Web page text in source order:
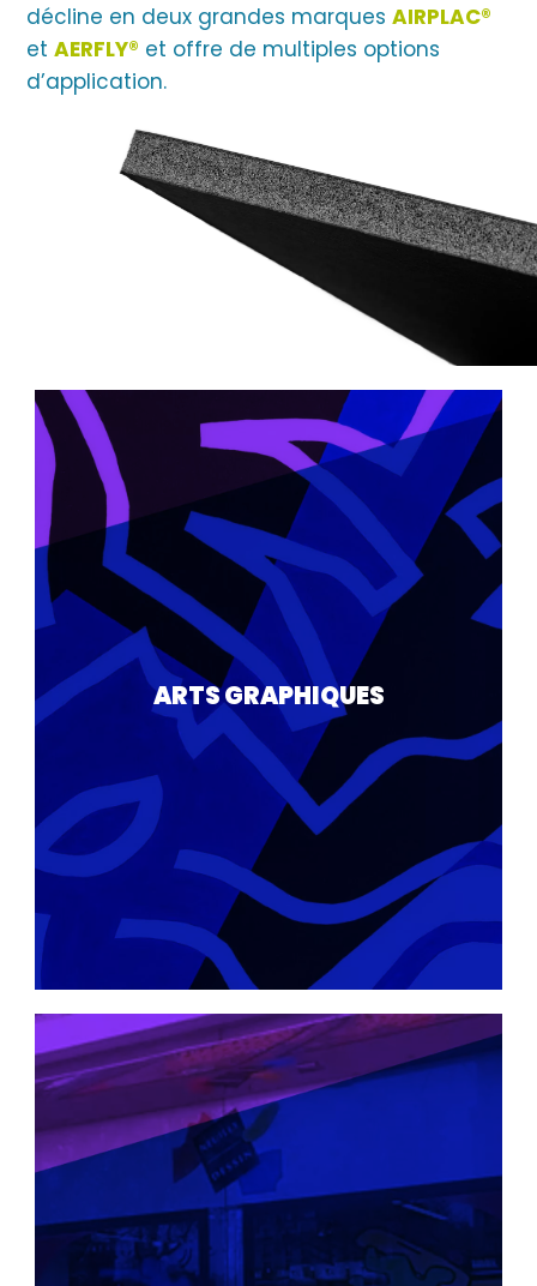
décline en deux grandes marquesAIRPLAC®
etAERFLY® et offre de multiples options
d’application.
ARTS GRAPHIQUES
ARTS GRAPHIQUES
Dans le monde des Arts Graphiques, le
carton-mousse est utilisé pour la
réalisation de maquettes 3D, de supports
beaux-arts, dans l’encadrement et dans les
loisirs créatifs. Facile à couper, façonner,
peindre, coller, c’est un formidable matériau
pour les esprits créatifs, de 7 à 77 ans.
COMMUNICATION VISUELLE
Sur le secteur de la communication visuelle,
nos panneaux légers sont les supports
privilégiés des designers et imprimeurs pour